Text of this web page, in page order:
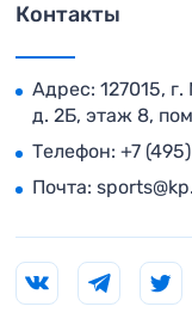
Контакты
Адрес: 127015,
д. 2Б, этаж 8,
Телефон: +7
Почта: